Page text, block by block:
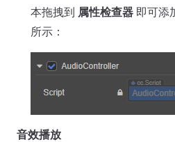
本拖拽到 属性检查器 即可添
所示：
音效播放